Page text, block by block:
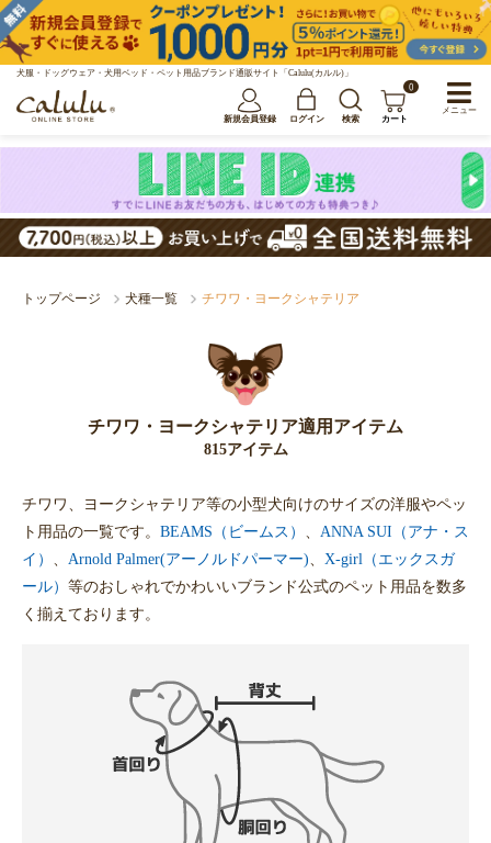
犬服・ドッグウェア・犬用ベッド・ペット用品ブランド通販サイト「Calulu(カルル)」
新規会員登録 ログイン 検索
0
カート
トップページ 犬種一覧 チワワ・ヨークシャテリア
チワワ・ヨークシャテリア適用アイテム
815アイテム
チワワ、ヨークシャテリア等の小型犬向けのサイズの洋服やペッ
ト用品の一覧です。 BEAMS（ビームス）
ANNA SUI（アナ・ス
イ）
Arnold Palmer(アーノルドパーマー)
X-girl（エックスガ
ール） 等のおしゃれでかわいいブランド公式のペット用品を数多
く揃えております。
メニュー